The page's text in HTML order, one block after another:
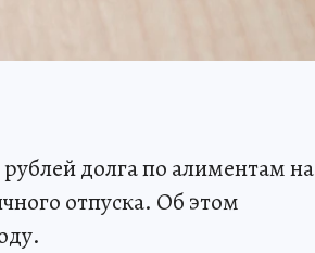
долга по алиментам на
отпуска. Об этом